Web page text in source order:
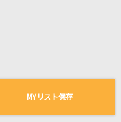
いる曲の一覧
MYリスト保存